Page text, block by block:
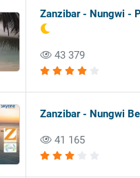
Zanzibar - Nungwi -
43 379
Zanzibar - Nungwi
41 165